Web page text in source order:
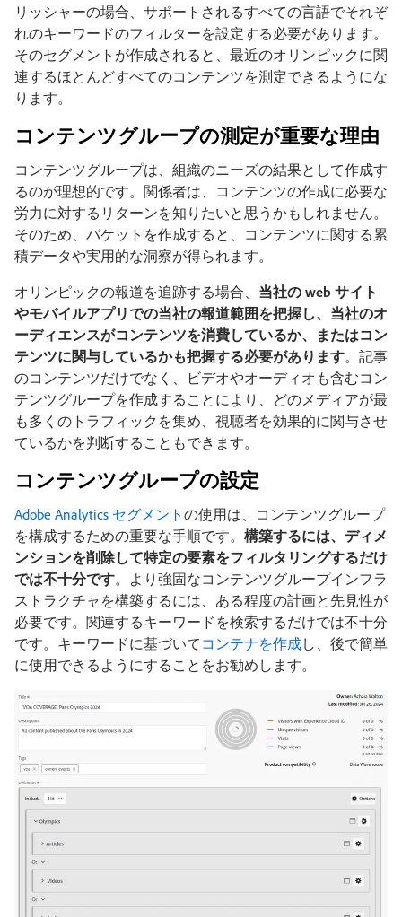
リッシャーの場合、サポートされるすべての言語でそれぞ
れのキーワードのフィルターを設定する必要があります。
そのセグメントが作成されると、最近のオリンピックに関
連するほとんどすべてのコンテンツを測定できるようにな
ります。
コンテンツグループの測定が重要な理由
コンテンツグループは、組織のニーズの結果として作成す
るのが理想的です。関係者は、コンテンツの作成に必要な
労力に対するリターンを知りたいと思うかもしれません。
そのため、バケットを作成すると、コンテンツに関する累
積データや実用的な洞察が得られます。
オリンピックの報道を追跡する場合、 当社の web サイト
やモバイルアプリでの当社の報道範囲を把握し、当社のオ
ーディエンスがコンテンツを消費しているか、またはコン
テンツに関与しているかも把握する必要があります。記事
のコンテンツだけでなく、ビデオやオーディオも含むコン
テンツグループを作成することにより、どのメディアが最
も多くのトラフィックを集め、視聴者を効果的に関与させ
ているかを判断することもできます。
コンテンツグループの設定
Adobe Analytics セグメント の使用は、コンテンツグループ
を構成するための重要な手順です。 構築するには、ディメ
ンションを削除して特定の要素をフィルタリングするだけ
では不十分です。より強固なコンテンツグループインフラ
ストラクチャを構築するには、ある程度の計画と先見性が
必要です。関連するキーワードを検索するだけでは不十分
です。キーワードに基づいて コンテナを作成し、後で簡単
に使用できるようにすることをお勧めします。